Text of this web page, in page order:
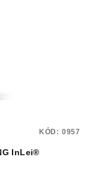
InLei®
KÓD: 0957